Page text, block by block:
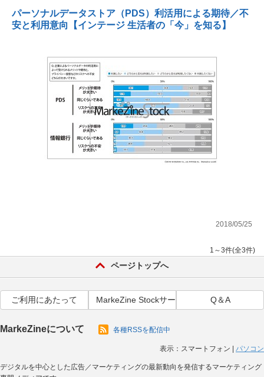
パーソナルデータストア（PDS）利活用による期待／不
安と利用意向【インテージ 生活者の「今」を知る】
2018/05/25
1～3件(全3件)
ページトップへ
ご利用にあたって MarkeZine Stockサービス利用規約
Q＆A
MarkeZineについて 各種RSSを配信中
表示： スマートフォン パソコン
デジタルを中心とした広告／マーケティングの最新動向を発信するマーケティング